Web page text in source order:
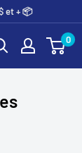
et + 📦
0